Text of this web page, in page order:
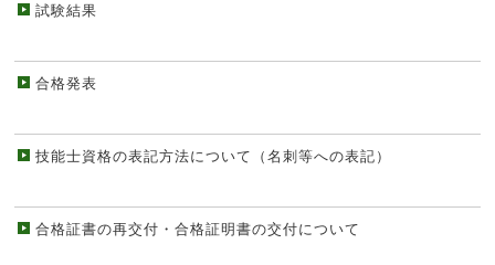
試験結果
合格発表
技能士資格の表記方法について（名刺等への表記）
合格証書の再交付・合格証明書の交付について